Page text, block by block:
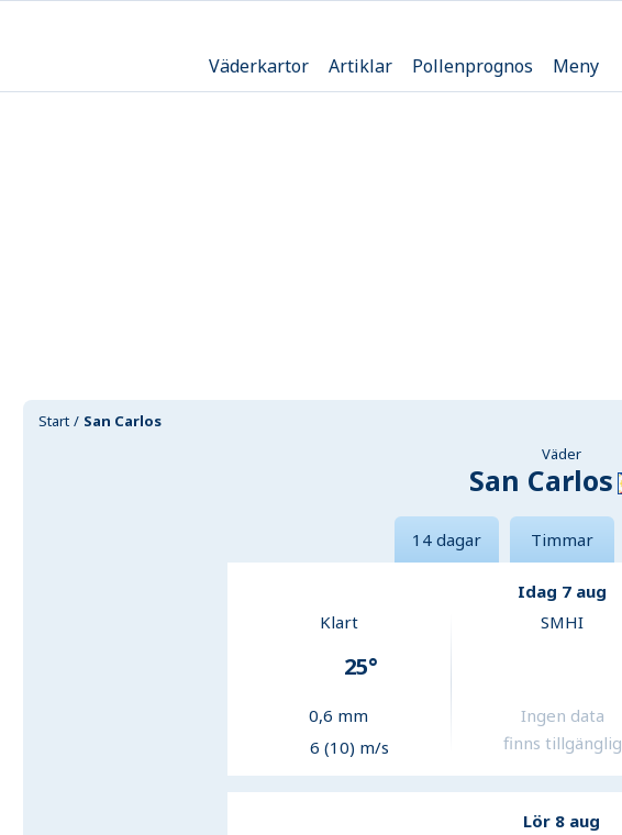
Väderkartor Artiklar Pollenprognos Meny
Start San Carlos
Väder
San Carlos
14 dagar Timmar
Idag 7 aug
Klart
25°
0,6 mm
6 (10) m/s
SMHI
Ingen data
finns tillgänglig
Lör 8 aug